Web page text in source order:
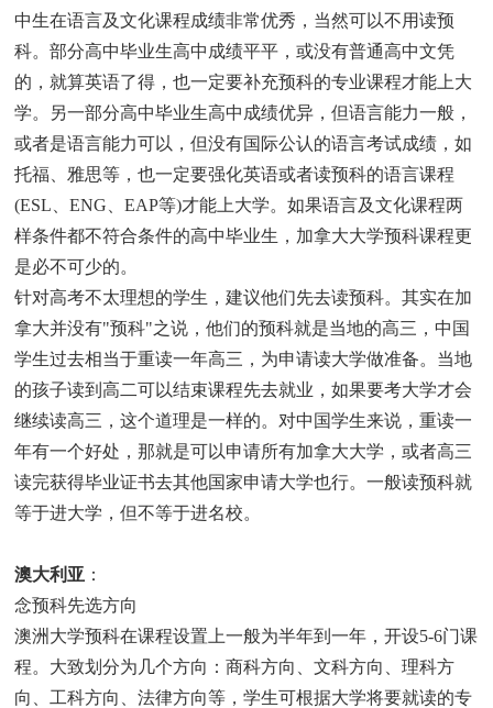
中生在语言及文化课程成绩非常优秀，当然可以不用读预
科。部分高中毕业生高中成绩平平，或没有普通高中文凭
的，就算英语了得，也一定要补充预科的专业课程才能上大
学。另一部分高中毕业生高中成绩优异，但语言能力一般，
或者是语言能力可以，但没有国际公认的语言考试成绩，如
托福、雅思等，也一定要强化英语或者读预科的语言课程
(ESL、ENG、EAP等)才能上大学。如果语言及文化课程两
样条件都不符合条件的高中毕业生，加拿大大学预科课程更
是必不可少的。
针对高考不太理想的学生，建议他们先去读预科。其实在加
拿大并没有"预科"之说，他们的预科就是当地的高三，中国
学生过去相当于重读一年高三，为申请读大学做准备。当地
的孩子读到高二可以结束课程先去就业，如果要考大学才会
继续读高三，这个道理是一样的。对中国学生来说，重读一
年有一个好处，那就是可以申请所有加拿大大学，或者高三
读完获得毕业证书去其他国家申请大学也行。一般读预科就
等于进大学，但不等于进名校。
澳大利亚 ：
念预科先选方向
澳洲大学预科在课程设置上一般为半年到一年，开设5-6门课
程。大致划分为几个方向：商科方向、文科方向、理科方
向、工科方向、法律方向等，学生可根据大学将要就读的专